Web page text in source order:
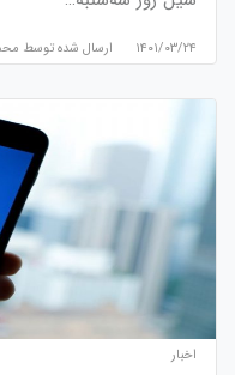
۱۴۰۱/۰۳/۲۴ ارسال شده توسط
اخبار